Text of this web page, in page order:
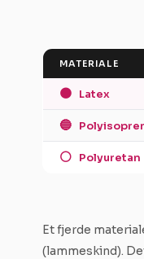
MATERIALE
🟤 Latex
🔵
⚪ Polyuretan
Et fjerde
(lammeskind).